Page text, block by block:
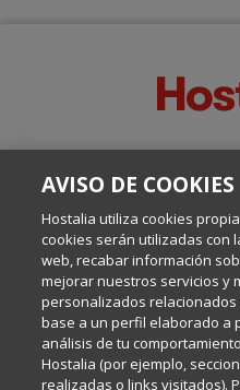
Escrito por el equipo de
Internet y
Política
Política
AVISO DE COOKIES
Hostalia utiliza cookies
cookies serán utilizadas con
web, recabar información
mejorar nuestros servicios y
personalizados
base a un perfil elaborado a
análisis de tu
Hostalia (por ejemplo,
realizadas o links visitados).